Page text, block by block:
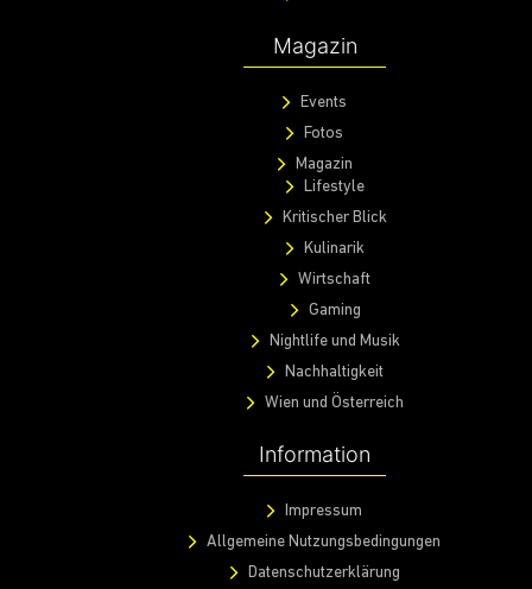
Magazin
Events
Fotos
Magazin
Lifestyle
Kritischer Blick
Kulinarik
Wirtschaft
Gaming
Nightlife und Musik
Nachhaltigkeit
Wien und Österreich
Information
Impressum
Allgemeine Nutzungsbedingungen
Datenschutzerklärung